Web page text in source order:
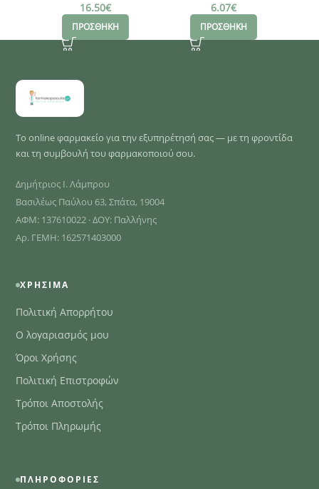
16.50€
ΠΡΟΣΘΗΚΗ
6.07€
ΠΡΟΣΘΗΚΗ
Το online φαρμακείο για την εξυπηρέτησή σας — με τη φροντίδα
και τη συμβουλή του φαρμακοποιού σου.
Δημήτριος Ι. Λάμπρου
Βασιλέως Παύλου 63, Σπάτα, 19004
ΑΦΜ: 137610022 · ΔΟΥ: Παλλήνης
Αρ. ΓΕΜΗ: 162571403000
ΧΡΉΣΙΜΑ
Πολιτική Απορρήτου
Ο λογαριασμός μου
Όροι Χρήσης
Πολιτική Επιστροφών
Τρόποι Αποστολής
Τρόποι Πληρωμής
ΠΛΗΡΟΦΟΡΊΕΣ